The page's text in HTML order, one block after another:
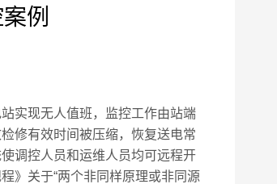
例
实现无人值班，监控工作由站端
修有效时间被压缩，恢复送电常
调控人员和运维人员均可远程开
》关于“两个非同样原理或非同源